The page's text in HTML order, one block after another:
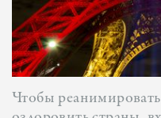
Чтобы